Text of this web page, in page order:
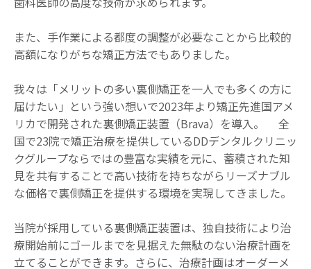
また、手作業による都度の調整が必要なことから比較的
高額になりがちな矯正方法でもありました。
我々は「メリットの多い裏側矯正を一人でも多くの方に
届けたい」という強い想いで2023年より矯正先進国アメ
リカで開発された裏側矯正装置（Brava）を導入。 全
国で23院で矯正治療を提供しているDDデンタルクリニッ
クグループならではの豊富な実績を元に、蓄積された知
見を共有することで高い技術を持ちながらリーズナブル
な価格で裏側矯正を提供する環境を実現してきました。
当院が採用している裏側矯正装置は、独自技術により治
療開始前にゴールまでを見据えた無駄のない治療計画を
立てることができます。さらに、治療計画はオーダーメ